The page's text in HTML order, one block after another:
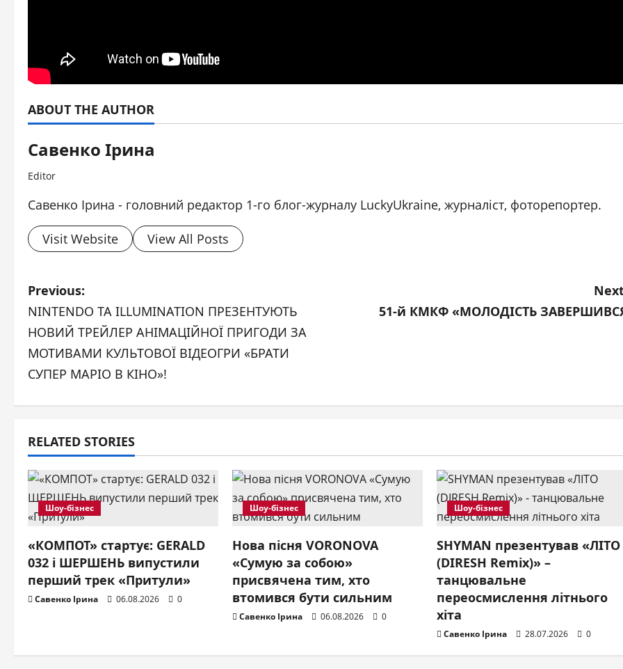
ABOUT THE AUTHOR
Савенко Ірина
Editor
Савенко Ірина - головний редактор 1-го блог-журналу LuckyUkraine, журналіст, фоторепортер.
Visit Website View All Posts
P
o
s
t
n
a
v
i
g
a
t
Previous:
NINTENDO ТА ILLUMINATION ПРЕЗЕНТУЮТЬ
НОВИЙ ТРЕЙЛЕР АНІМАЦІЙНОЇ ПРИГОДИ ЗА
МОТИВАМИ КУЛЬТОВОЇ ВІДЕОГРИ «БРАТИ
СУПЕР МАРІО В КІНО»!
51-й КМКФ «МОЛОДІСТЬ
RELATED STORIES
Шоу-бізнес
«КОМПОТ» стартує: GERALD
032 і ШЕРШЕНЬ випустили
перший трек «Притули»
Савенко Ірина 06.08.2026 0
Шоу-бізнес
Нова пісня VORONOVA
«Сумую за собою»
присвячена тим, хто
втомився бути сильним
Савенко Ірина 06.08.2026 0
Шоу-бізнес
SHYMAN презентував «ЛІТО
(DIRESH Remix)» –
танцювальне
переосмислення літнього
хіта
Савенко Ірина 28.07.2026 0